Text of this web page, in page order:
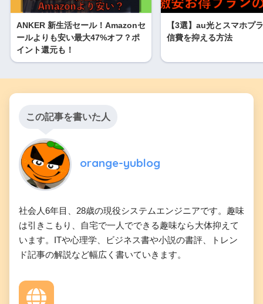
ANKER 新生活セール！Amazonセ
ールよりも安い最大47%オフ？ポ
イント還元も！
【3選】au光とスマホプ
信費を抑える方法
この記事を書いた人
orange-yublog
社会人6年目、28歳の現役システムエンジニアです。趣味
は引きこもり、自宅で一人でできる趣味なら大体抑えて
います。ITや心理学、ビジネス書や小説の書評、トレン
ド記事の解説など幅広く書いていきます。